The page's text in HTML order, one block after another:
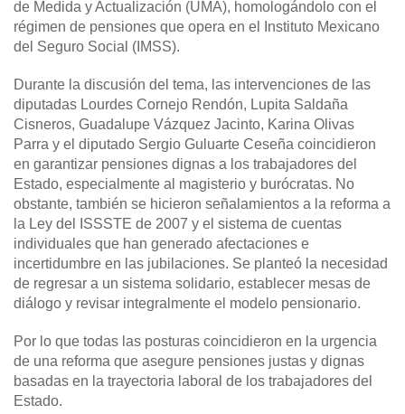
de Medida y Actualización (UMA), homologándolo con el
régimen de pensiones que opera en el Instituto Mexicano
del Seguro Social (IMSS).
Durante la discusión del tema, las intervenciones de las
diputadas Lourdes Cornejo Rendón, Lupita Saldaña
Cisneros, Guadalupe Vázquez Jacinto, Karina Olivas
Parra y el diputado Sergio Guluarte Ceseña coincidieron
en garantizar pensiones dignas a los trabajadores del
Estado, especialmente al magisterio y burócratas. No
obstante, también se hicieron señalamientos a la reforma a
la Ley del ISSSTE de 2007 y el sistema de cuentas
individuales que han generado afectaciones e
incertidumbre en las jubilaciones. Se planteó la necesidad
de regresar a un sistema solidario, establecer mesas de
diálogo y revisar integralmente el modelo pensionario.
Por lo que todas las posturas coincidieron en la urgencia
de una reforma que asegure pensiones justas y dignas
basadas en la trayectoria laboral de los trabajadores del
Estado.